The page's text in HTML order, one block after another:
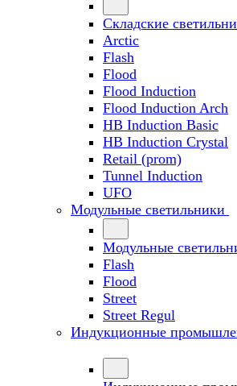
Складские
Arctic
Flash
Flood
Flood Induction
Flood Induction Arch
HB Induction Basic
HB Induction Crystal
Retail (prom)
Tunnel Induction
UFO
Модульные светильники
Модульные
Flash
Flood
Street
Street Regul
Индукционные